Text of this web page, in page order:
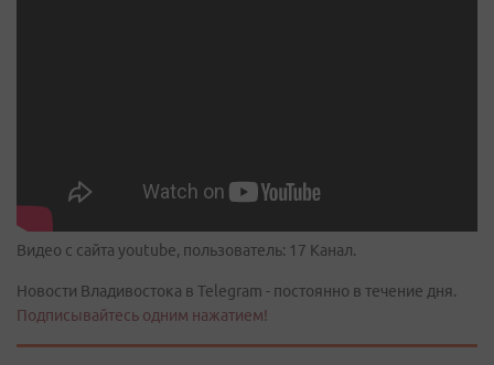
Видео с сайта youtube, пользователь: 17 Канал.
Новости Владивостока в Telegram - постоянно в течение дня.
Подписывайтесь одним нажатием!